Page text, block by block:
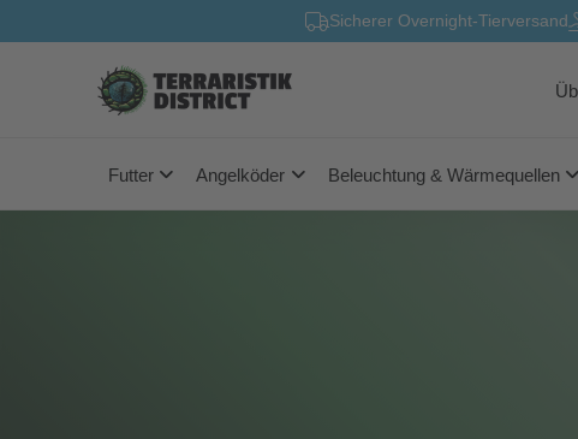
Sicherer Overnight-Tierversand
Futter Angelköder Beleuchtung & Wärmequellen